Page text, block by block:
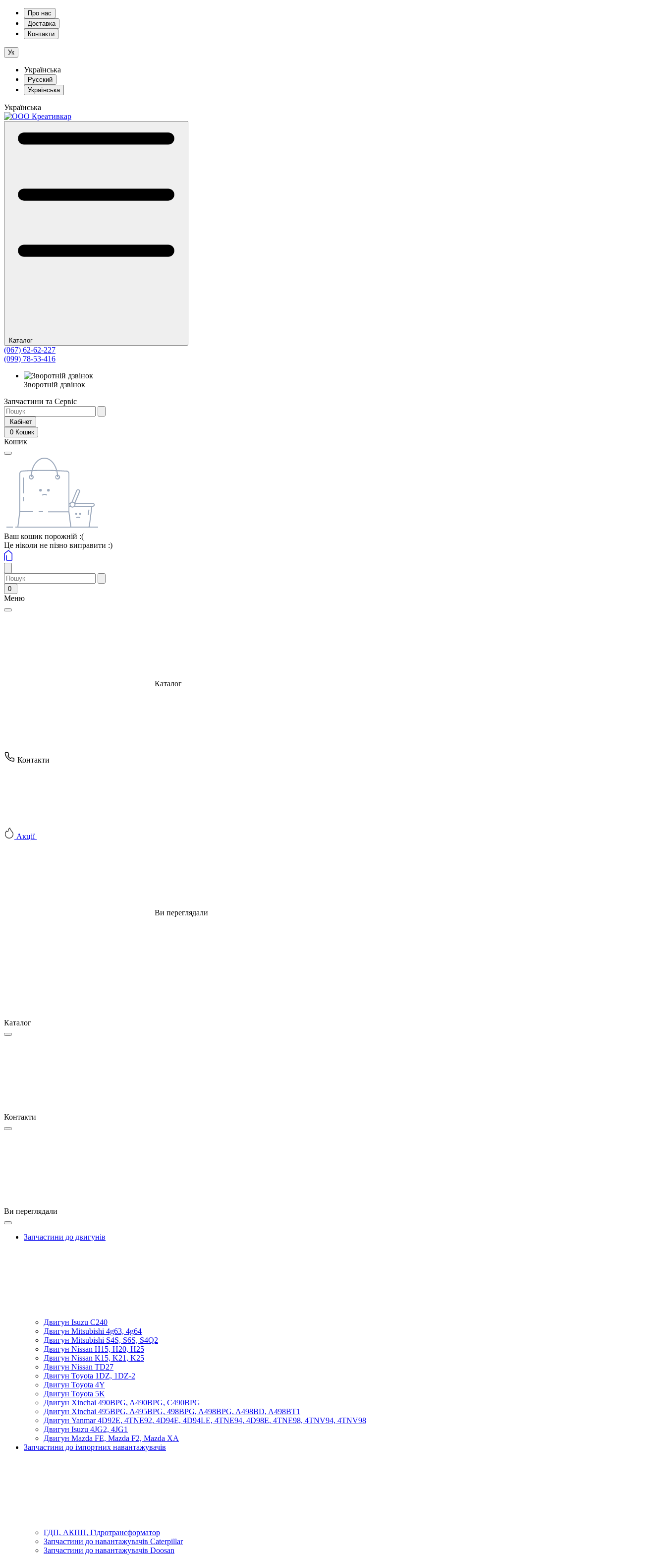
Про нас
Доставка
Контакти
Ук
Українська
Русский
Українська
Українська
Каталог
(067) 62-62-227
(099) 78-53-416
Зворотній дзвінок
Запчастини та Сервіс
Кабінет
0 Кошик
Кошик
Ваш кошик порожній :(
Це ніколи не пізно виправити :)
0
Меню
Каталог
Контакти
Акції
Ви переглядали
Каталог
Контакти
Ви переглядали
Запчастини до двигунів
Двигун Isuzu C240
Двигун Mitsubishi 4g63, 4g64
Двигун Mitsubishi S4S, S6S, S4Q2
Двигун Nissan H15, H20, H25
Двигун Nissan K15, K21, K25
Двигун Nissan TD27
Двигун Toyota 1DZ, 1DZ-2
Двигун Toyota 4Y
Двигун Toyota 5K
Двигун Xinchai 490BPG, A490BPG, C490BPG
Двигун Xinchai 495BPG, A495BPG, 498BPG, A498BPG, A498BD, A498BT1
Двигун Yanmar 4D92E, 4TNE92, 4D94E, 4D94LE, 4TNE94, 4D98E, 4TNE98, 4TNV94, 4TNV98
Двигун Isuzu 4JG2, 4JG1
Двигун Mazda FE, Mazda F2, Mazda XA
Запчастини до імпортних навантажувачів
ГДП, АКПП, Гідротрансформатор
Запчастини до навантажувачів Caterpillar
Запчастини до навантажувачів Doosan